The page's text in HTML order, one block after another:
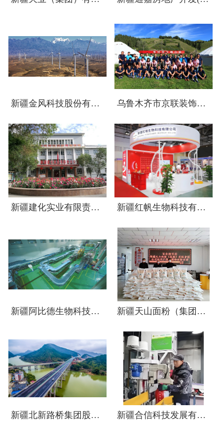
新疆金风科技股份有限公司 乌鲁木齐市京联装饰材料厂(普通合伙)
新疆建化实业有限责任公司 新疆红帆生物科技有限公司
新疆阿比德生物科技开发有限公司 新疆天山面粉（集团）有限责任公司
新疆北新路桥集团股份有限公司 新疆合信科技发展有限公司